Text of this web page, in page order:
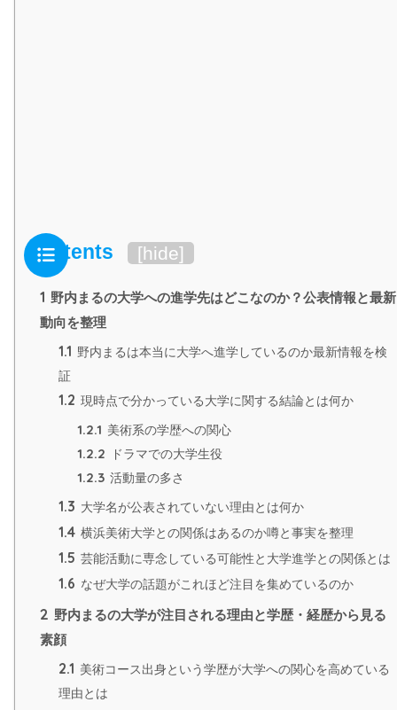
Contents [hide]
1 野内まるの大学への進学先はどこなのか？公表情報と最新
動向を整理
1.1 野内まるは本当に大学へ進学しているのか最新情報を検
証
1.2 現時点で分かっている大学に関する結論とは何か
1.2.1 美術系の学歴への関心
1.2.2 ドラマでの大学生役
1.2.3 活動量の多さ
1.3 大学名が公表されていない理由とは何か
1.4 横浜美術大学との関係はあるのか噂と事実を整理
1.5 芸能活動に専念している可能性と大学進学との関係とは
1.6 なぜ大学の話題がこれほど注目を集めているのか
2 野内まるの大学が注目される理由と学歴・経歴から見る
素顔
2.1 美術コース出身という学歴が大学への関心を高めている
理由とは